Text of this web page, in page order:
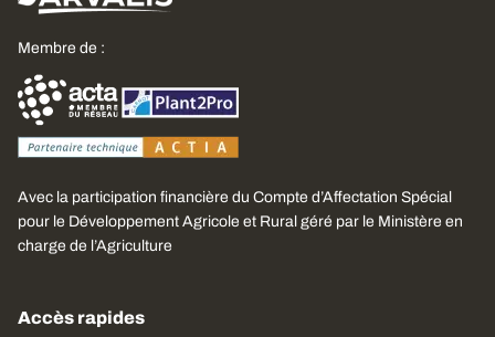
Membre de :
Avec la participation financière du Compte d’Affectation Spécial
pour le Développement Agricole et Rural géré par le Ministère en
charge de l’Agriculture
Accès rapides